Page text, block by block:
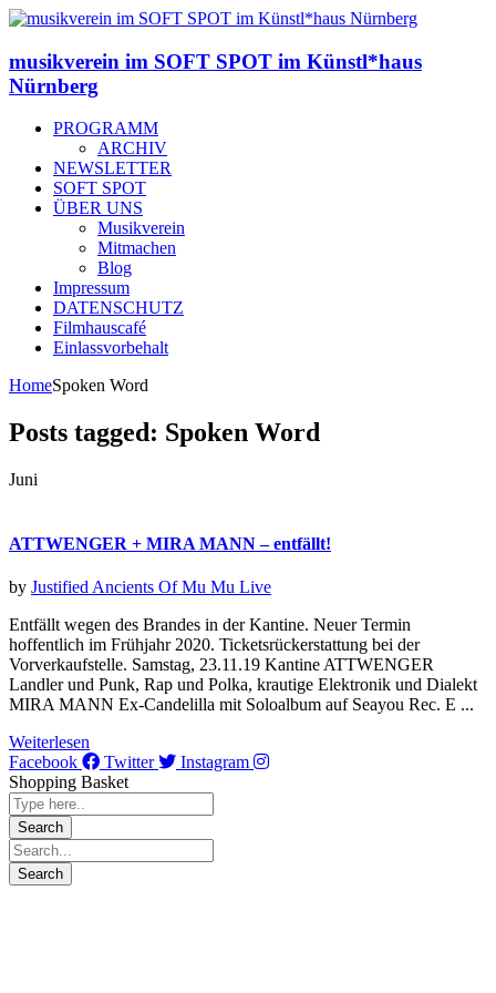
musikverein im SOFT SPOT im Künstl*haus
Nürnberg
PROGRAMM
ARCHIV
NEWSLETTER
SOFT SPOT
ÜBER UNS
Musikverein
Mitmachen
Blog
Impressum
DATENSCHUTZ
Filmhauscafé
Einlassvorbehalt
HomeSpoken Word
Posts tagged: Spoken Word
Juni
ATTWENGER + MIRA MANN – entfällt!
by Justified Ancients Of Mu Mu Live
Entfällt wegen des Brandes in der Kantine. Neuer Termin
hoffentlich im Frühjahr 2020. Ticketsrückerstattung bei der
Vorverkaufstelle. Samstag, 23.11.19 Kantine ATTWENGER
Landler und Punk, Rap und Polka, krautige Elektronik und Dialekt
MIRA MANN Ex-Candelilla mit Soloalbum auf Seayou Rec. E ...
Weiterlesen
Facebook
Twitter
Instagram
Shopping Basket